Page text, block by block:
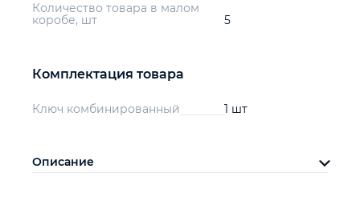
Количество товара в малом
коробе, шт
5
Комплектация товара
Ключ комбинированный 1 шт
Описание